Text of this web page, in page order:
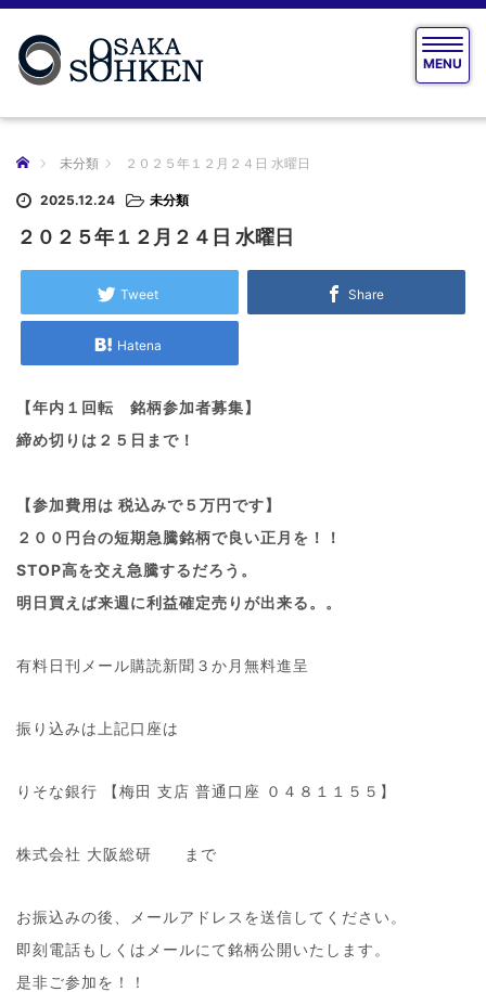
T
o
g
MENU
ホーム 未分類 ２０２５年１２月２４日 水曜日
2025.12.24 未分類
２０２５年１２月２４日 水曜日
Tweet Share
Hatena
【年内１回転 銘柄参加者募集】
締め切りは２５日まで！
【参加費用は 税込みで５万円です】
２００円台の短期急騰銘柄で良い正月を！！
STOP高を交え急騰するだろう。
明日買えば来週に利益確定売りが出来る。。
有料日刊メール購読新聞３か月無料進呈
振り込みは上記口座は
りそな銀行 【梅田 支店 普通口座 ０４８１１５５】
株式会社 大阪総研 まで
お振込みの後、メールアドレスを送信してください。
即刻電話もしくはメールにて銘柄公開いたします。
是非ご参加を！！